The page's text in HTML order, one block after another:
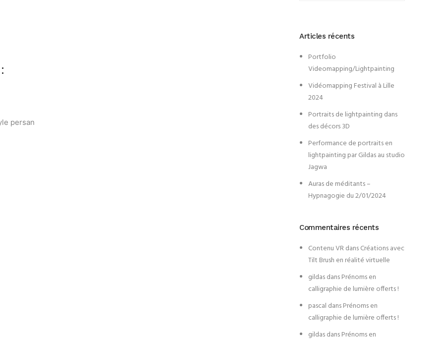
persan
Articles récents
Portfolio
Videomapping/Lightpainting
Vidéomapping Festival à Lille
2024
Portraits de lightpainting dans
des décors 3D
Performance de portraits en
lightpainting par Gildas au studio
Jagwa
Auras de méditants –
Hypnagogie du 2/01/2024
Commentaires récents
Contenu VRdansCréations avec
Tilt Brush en réalité virtuelle
gildasdansPrénoms en
calligraphie de lumière offerts !
pascal dansPrénoms en
calligraphie de lumière offerts !
gildasdansPrénoms en